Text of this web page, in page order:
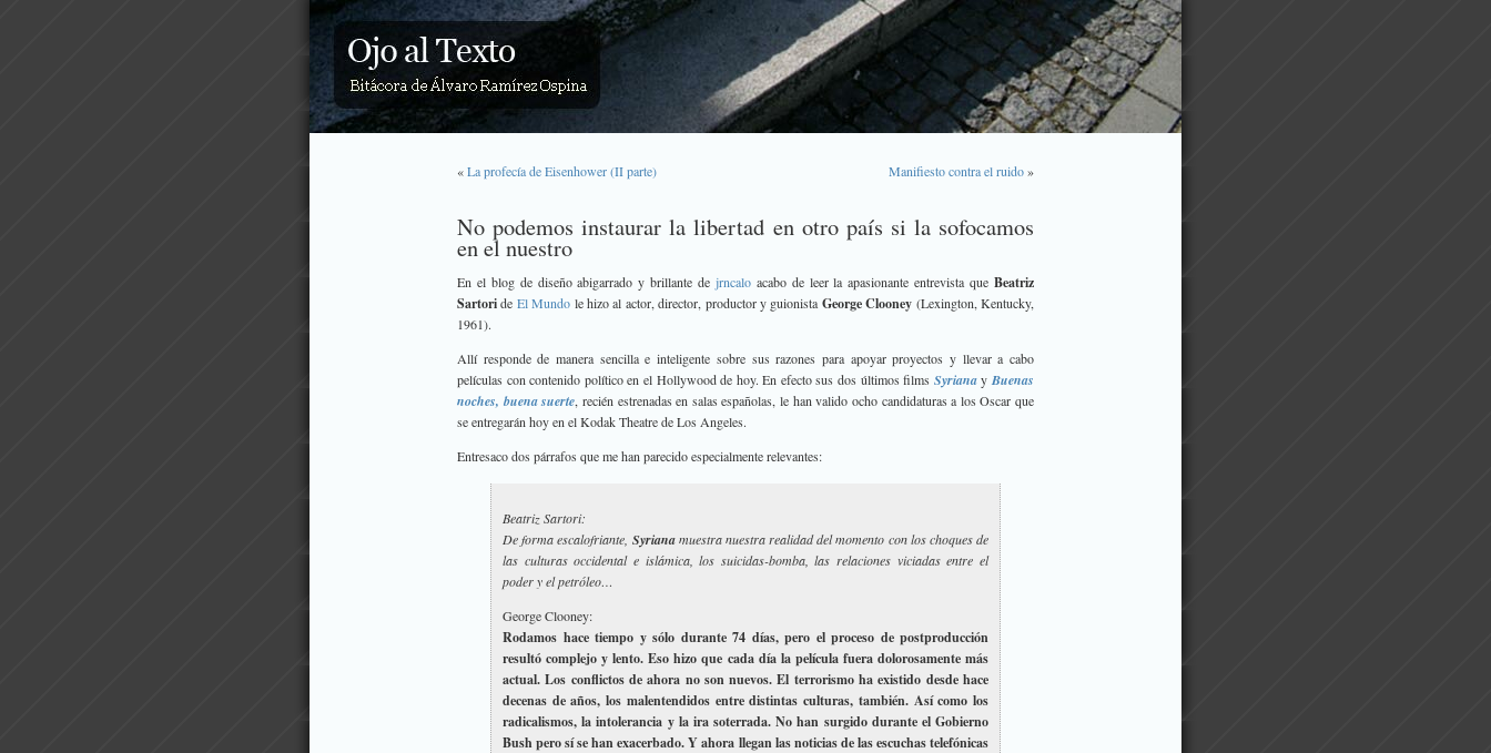
«La profecía de Eisenhower (II parte) Manifiesto contra el ruido»
No podemos instaurar la libertad en otro país si la sofocamos
en el nuestro
En el blog de diseño abigarrado y brillante de jrncaloacabo de leer la apasionante entrevista queBeatriz
Sartoride El Mundo le hizo al actor, director, productor y guionista George Clooney (Lexington, Kentucky,
1961).
Allí responde de manera sencilla e inteligente sobre sus razones para apoyar proyectos y llevar a cabo
películas con contenido político en el Hollywood de hoy. En efecto sus dos últimos films SyrianayBuenas
noches, buena suerte, recién estrenadas en salas españolas, le han valido ocho candidaturas a los Oscar que
se entregarán hoy en el Kodak Theatre de Los Angeles.
Entresaco dos párrafos que me han parecido especialmente relevantes:
Beatriz Sartori:
De forma escalofriante, Syrianamuestra nuestra realidad del momento con los choques de
las culturas occidental e islámica, los suicidas-bomba, las relaciones viciadas entre el
poder y el petróleo…
George Clooney:
Rodamos hace tiempo y sólo durante 74 días, pero el proceso de postproducción
resultó complejo y lento. Eso hizo que cada día la película fuera dolorosamente más
actual. Los conflictos de ahora no son nuevos. El terrorismo ha existido desde hace
decenas de años, los malentendidos entre distintas culturas, también. Así como los
radicalismos, la intolerancia y la ira soterrada. No han surgido durante el Gobierno
Bush pero sí se han exacerbado. Y ahora llegan las noticias de las escuchas telefónicas